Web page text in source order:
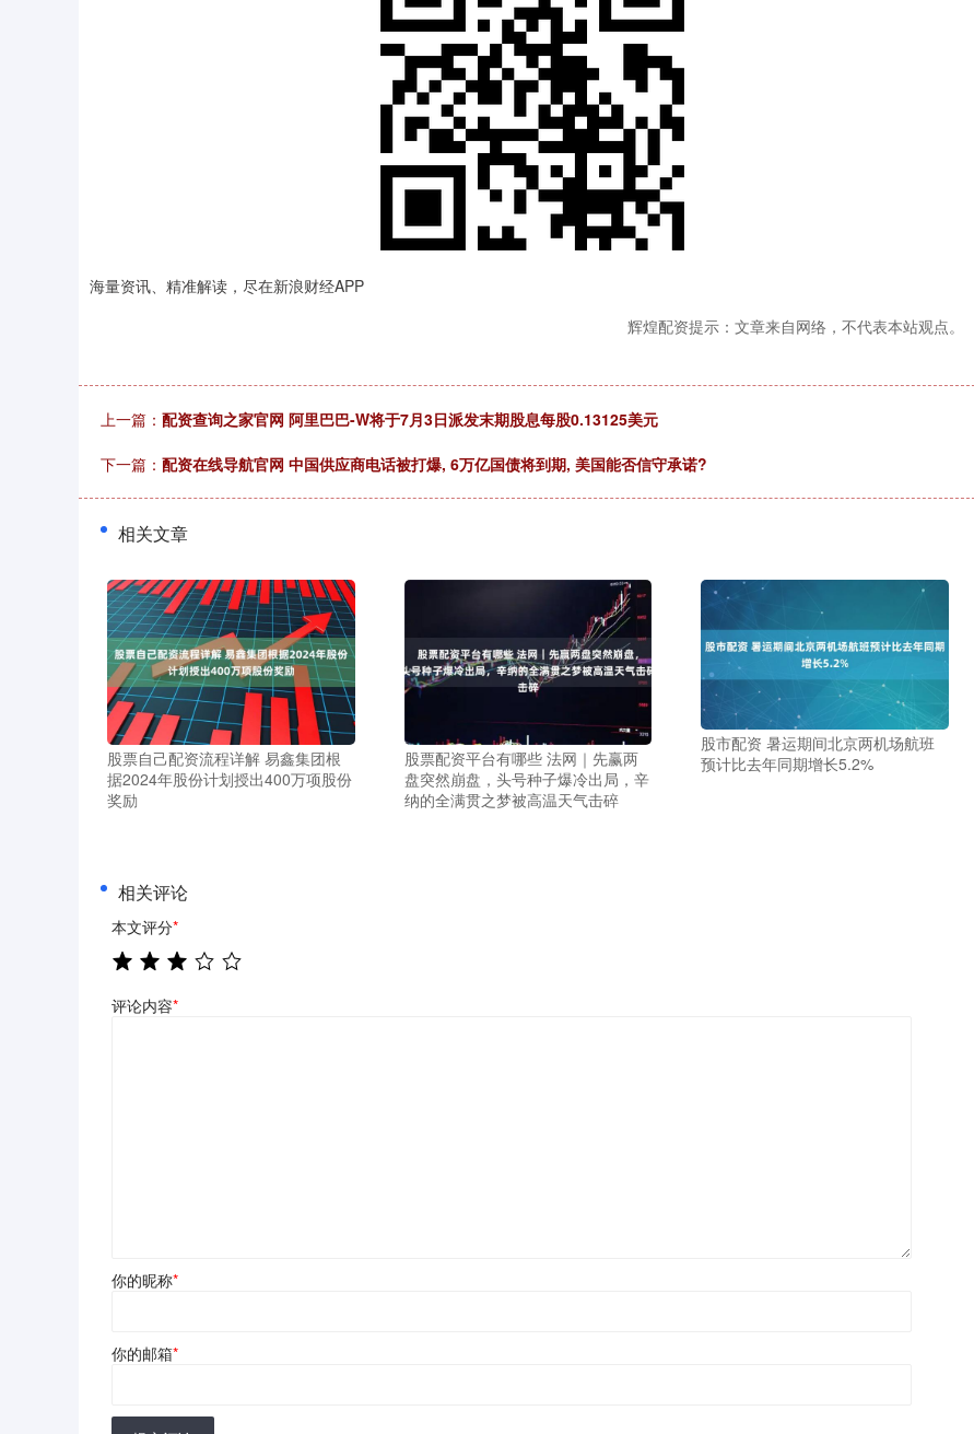
海量资讯、精准解读，尽在新浪财经APP
辉煌配资提示：文章来自网络，不代表本站观点。
上一篇： 配资查询之家官网 阿里巴巴-W将于7月3日派发末期股息每股0.13125美元
下一篇： 配资在线导航官网 中国供应商电话被打爆, 6万亿国债将到期, 美国能否信守承诺?
相关文章
股票自己配资流程详解 易鑫集团根
据2024年股份计划授出400万项股份
奖励
股票配资平台有哪些 法网｜先赢两
盘突然崩盘，头号种子爆冷出局，辛
纳的全满贯之梦被高温天气击碎
股市配资 暑运期间北京两机场航班
预计比去年同期增长5.2%
相关评论
本文评分*
评论内容*
你的昵称*
你的邮箱*